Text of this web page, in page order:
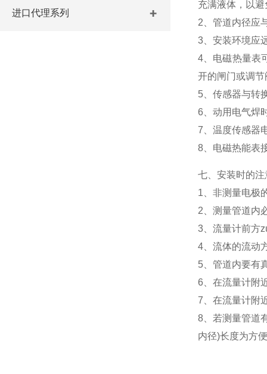
进口代理系列
充满液体，以
2、管道内径应
3、安装环境应
4、电磁热量表
开的闸门或调
5、传感器与转
6、动用电气焊
7、温度传感器
8、电磁热能表
七、安装时的注
1、非测量电极
2、测量管道内
3、流量计前方
4、流体的流动
5、管道内要有
6、在流量计附
7、在流量计附
8、若测量管道
内径)长度为方